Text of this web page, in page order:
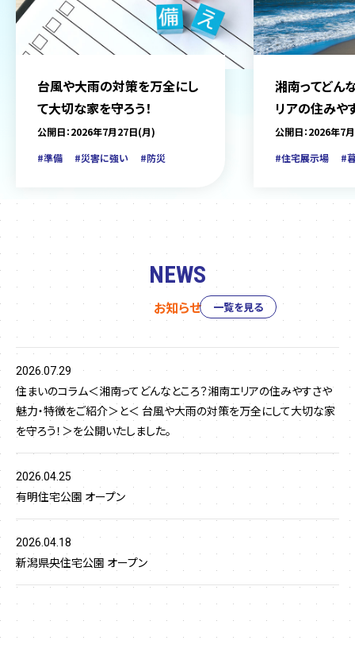
台風や大雨の対策を万全にし
て大切な家を守ろう！
公開日：2026年7月27日(月)
#準備
#災害に強い #防災
湘南ってどん
リアの住みや
をご紹介
公開日：2026年7
#住宅展示場
#
NEWS
お知らせ
2026.07.29
住まいのコラム＜湘南ってどんなところ？湘南エリアの住みやすさや
魅力・特徴をご紹介＞と＜ 台風や大雨の対策を万全にして大切な家
を守ろう！＞を公開いたしました。
2026.04.25
有明住宅公園 オープン
2026.04.18
新潟県央住宅公園 オープン
一覧を見る